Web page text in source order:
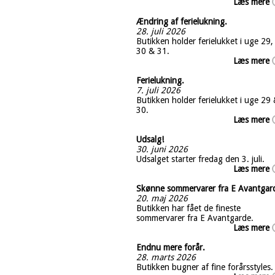
Ændring af ferielukning.
28. juli 2026
Butikken holder ferielukket i uge 29,
30 & 31.
Læs mere
Ferielukning.
7. juli 2026
Butikken holder ferielukket i uge 29
30.
Læs mere
Udsalg!
30. juni 2026
Udsalget starter fredag den 3. juli.
Læs mere
Skønne sommervarer fra E
20. maj 2026
Butikken har fået de fineste
sommervarer fra E Avantgarde.
Læs mere
Endnu mere forår.
28. marts 2026
Butikken bugner af fine forårsstyles.